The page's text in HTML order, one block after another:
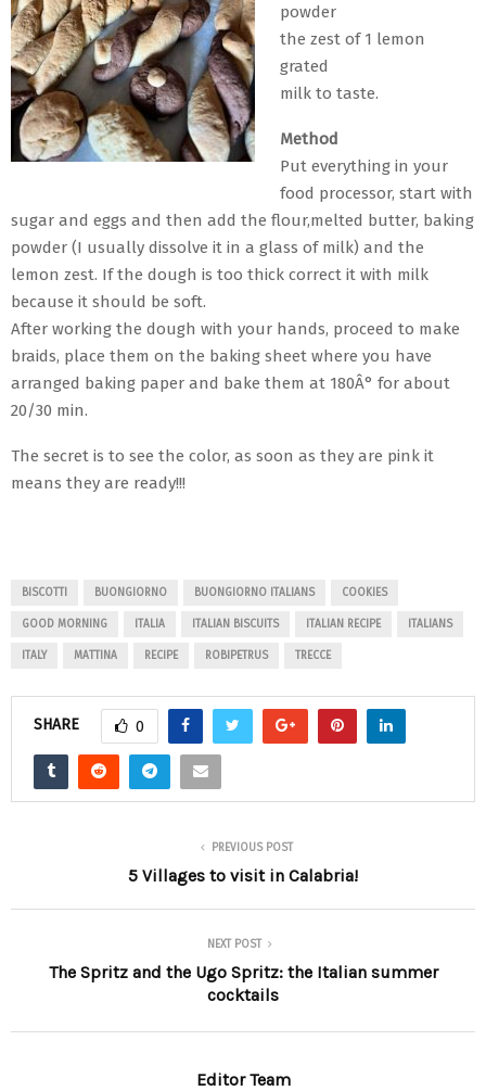
powder
the zest of 1 lemon
grated
milk to taste.
Method
Put everything in your
food processor, start with
sugar and eggs and then add the flour,melted butter, baking
powder (I usually dissolve it in a glass of milk) and the
lemon zest. If the dough is too thick correct it with milk
because it should be soft.
After working the dough with your hands, proceed to make
braids, place them on the baking sheet where you have
arranged baking paper and bake them at 180Â° for about
20/30 min.
The secret is to see the color, as soon as they are pink it
means they are ready!!!
BISCOTTI BUONGIORNO BUONGIORNO ITALIANS COOKIES
GOOD MORNING ITALIA ITALIAN BISCUITS ITALIAN RECIPE ITALIANS
ITALY MATTINA RECIPE ROBIPETRUS TRECCE
SHARE 0
PREVIOUS POST
5 Villages to visit in Calabria!
NEXT POST
The Spritz and the Ugo Spritz: the Italian summer
cocktails
Editor Team